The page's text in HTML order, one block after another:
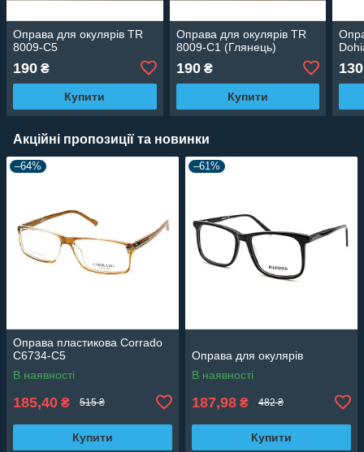
Оправа для окулярів TR
8009-C5
190 ₴
Купити
Оправа для окулярів TR
8009-C1 (Глянець)
190₴
Купити
130
Акційні пропозиції та новинки
–64%
Оправа пластикова Corrado
C6734-C5
В наявності
185,40 ₴ 515 ₴
Купити
–61%
Оправа для окулярів
В наявності
187,98 ₴ 482 ₴
Купити